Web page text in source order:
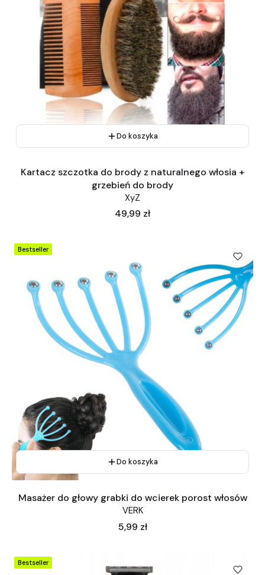
Do koszyka
Kartacz szczotka do brody z naturalnego włosia +
grzebień do brody
XyZ
Cena
49,99 zł
Bestseller
Do koszyka
Masażer do głowy grabki do wcierek porost włosów
VERK
Cena
5,99 zł
Bestseller